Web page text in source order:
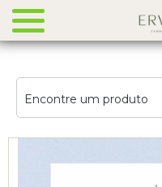
Encontre um produto